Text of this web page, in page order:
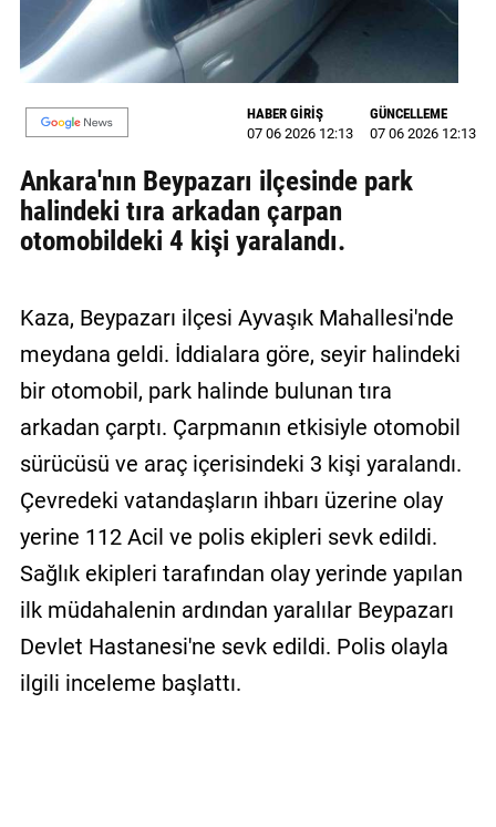
MAGAZİN
GALERİ
VİDEO
YAZARLAR
BİZE
ULAŞIN
İletişim
Gizlilik
Politikası
HABER GİRİŞ
07 06 2026 12:13
GÜNCELLEME
07 06 2026 12:13
Ankara'nın Beypazarı ilçesinde park
halindeki tıra arkadan çarpan
otomobildeki 4 kişi yaralandı.
Kaza, Beypazarı ilçesi Ayvaşık Mahallesi'nde
meydana geldi. İddialara göre, seyir halindeki
bir otomobil, park halinde bulunan tıra
arkadan çarptı. Çarpmanın etkisiyle otomobil
sürücüsü ve araç içerisindeki 3 kişi yaralandı.
Çevredeki vatandaşların ihbarı üzerine olay
yerine 112 Acil ve polis ekipleri sevk edildi.
Sağlık ekipleri tarafından olay yerinde yapılan
ilk müdahalenin ardından yaralılar Beypazarı
Devlet Hastanesi'ne sevk edildi. Polis olayla
ilgili inceleme başlattı.